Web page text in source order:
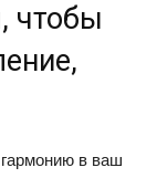
чтобы
в ваш